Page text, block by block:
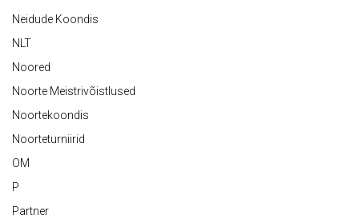
Neidude Koondis
NLT
Noored
Noorte Meistrivõistlused
Noortekoondis
Noorteturniirid
OM
P
Partner